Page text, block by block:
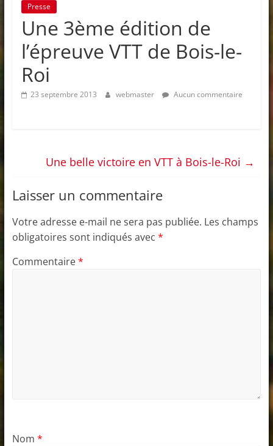
Presse
Une 3ème édition de
l’épreuve VTT de Bois-le-
Roi
23 septembre 2013 webmaster Aucun commentaire
Une belle victoire en VTT à Bois-le-Roi →
Laisser un commentaire
Votre adresse e-mail ne sera pas publiée. Les champs
obligatoires sont indiqués avec *
Commentaire*
Nom *